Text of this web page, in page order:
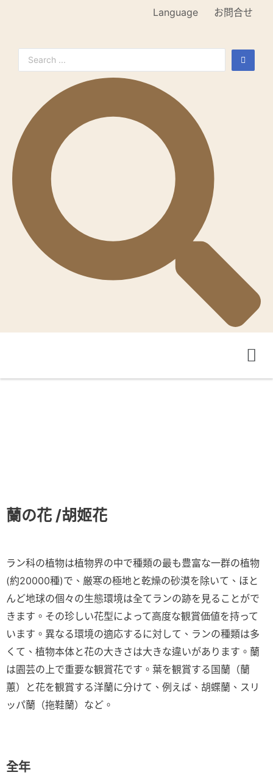
Language お問合せ
蘭の花 /胡姬花
ラン科の植物は植物界の中で種類の最も豊富な一群の植物
(約20000種)で、厳寒の極地と乾燥の砂漠を除いて、ほと
んど地球の個々の生態環境は全てランの跡を見ることがで
きます。その珍しい花型によって高度な観賞価値を持って
います。異なる環境の適応するに対して、ランの種類は多
くて、植物本体と花の大きさは大きな違いがあります。蘭
は園芸の上で重要な観賞花です。葉を観賞する国蘭（蘭
蕙）と花を観賞する洋蘭に分けて、例えば、胡蝶蘭、スリ
ッパ蘭（拖鞋蘭）など。
全年